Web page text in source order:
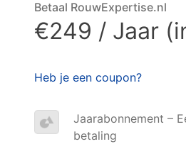
Betaal RouwExpertise.nl
€249 / Jaar
Heb je een coupon?
Jaarabonnement –
betaling